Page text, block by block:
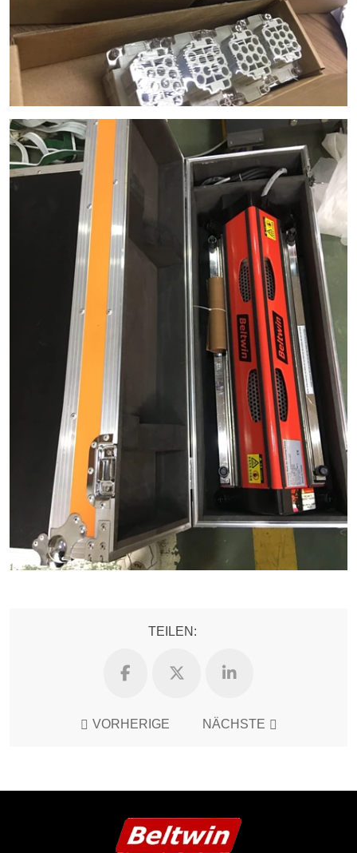
TEILEN:
VORHERIGE NÄCHSTE